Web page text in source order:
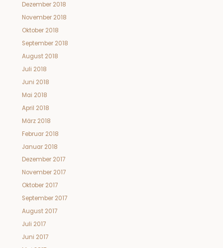
Dezember 2018
November 2018
Oktober 2018
September 2018
August 2018
Juli 2018
Juni 2018
Mai 2018
April 2018
März 2018
Februar 2018
Januar 2018
Dezember 2017
November 2017
Oktober 2017
September 2017
August 2017
Juli 2017
Juni 2017